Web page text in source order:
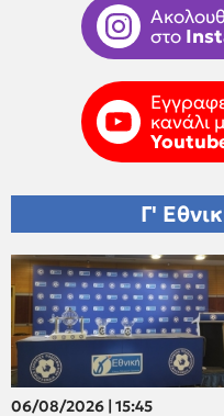
στο
κανάλι
Γ'
06/08/2026 | 15:45